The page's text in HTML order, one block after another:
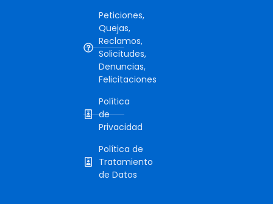
Peticiones,
Quejas,
Reclamos,
Solicitudes,
Denuncias,
Felicitaciones
Política
de
Privacidad
Política de
Tratamiento
de Datos